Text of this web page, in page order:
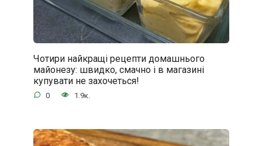
Чотири найкращі рецепти домашнього
майонезу: швидко, смачно і в магазині
купувати не захочеться!
0 1.9к.